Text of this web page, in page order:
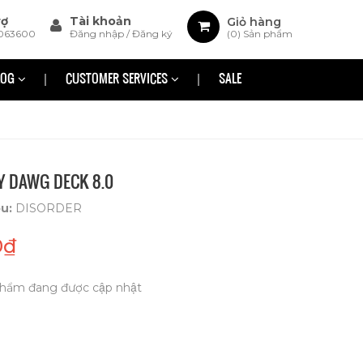
Giỏ hàng
(0) Sản phẩm
Tài khoản
Đăng nhập /Đăng ký
CUSTOMER SERVICES SALE
DAWG DECK 8.0
DISORDER
đang được cập nhật